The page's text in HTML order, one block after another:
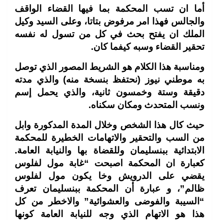
أما ان تسب المحكمة بما فيها القضاء الواقف
والجالس فهذا امر مرفوض بتاتا، وعلى السيد وكيل
الملك ان يفتح بحث في كل من تسول له نفسه
تحقير القضاء وسبه كيفما كان.
ومناسبة هذا الكلام هو الشريط المصور الذي توصل
به موطني نيوز (نحتفظ بنسخة منه) والذي مدته
دقيقة وستة وخمسون ثانية، والذي يحمل إسم
ونسب المتحدث ومكان سكناه.
حيث كال هذا الشخص وخلال المدة المدكورة وابل
من السب والتحقير والاتهامات الخطيرة للمحكمة
الابتدائية ببنسليمان وللقضاة بها والنيابة العامة.
كعبارة ان المحكمة اصبحت “غابة مول لفلوس
يقضي على الدرويش وخا يكون مول لفلوس
ظالم”، و عبارة أن المحكمة ببنسليمان تعرف
“السيبة والفوضى والعشوائية” والاخطر من كل
هذا هو الاتهام الذي وجه للنيابة العامة كونها